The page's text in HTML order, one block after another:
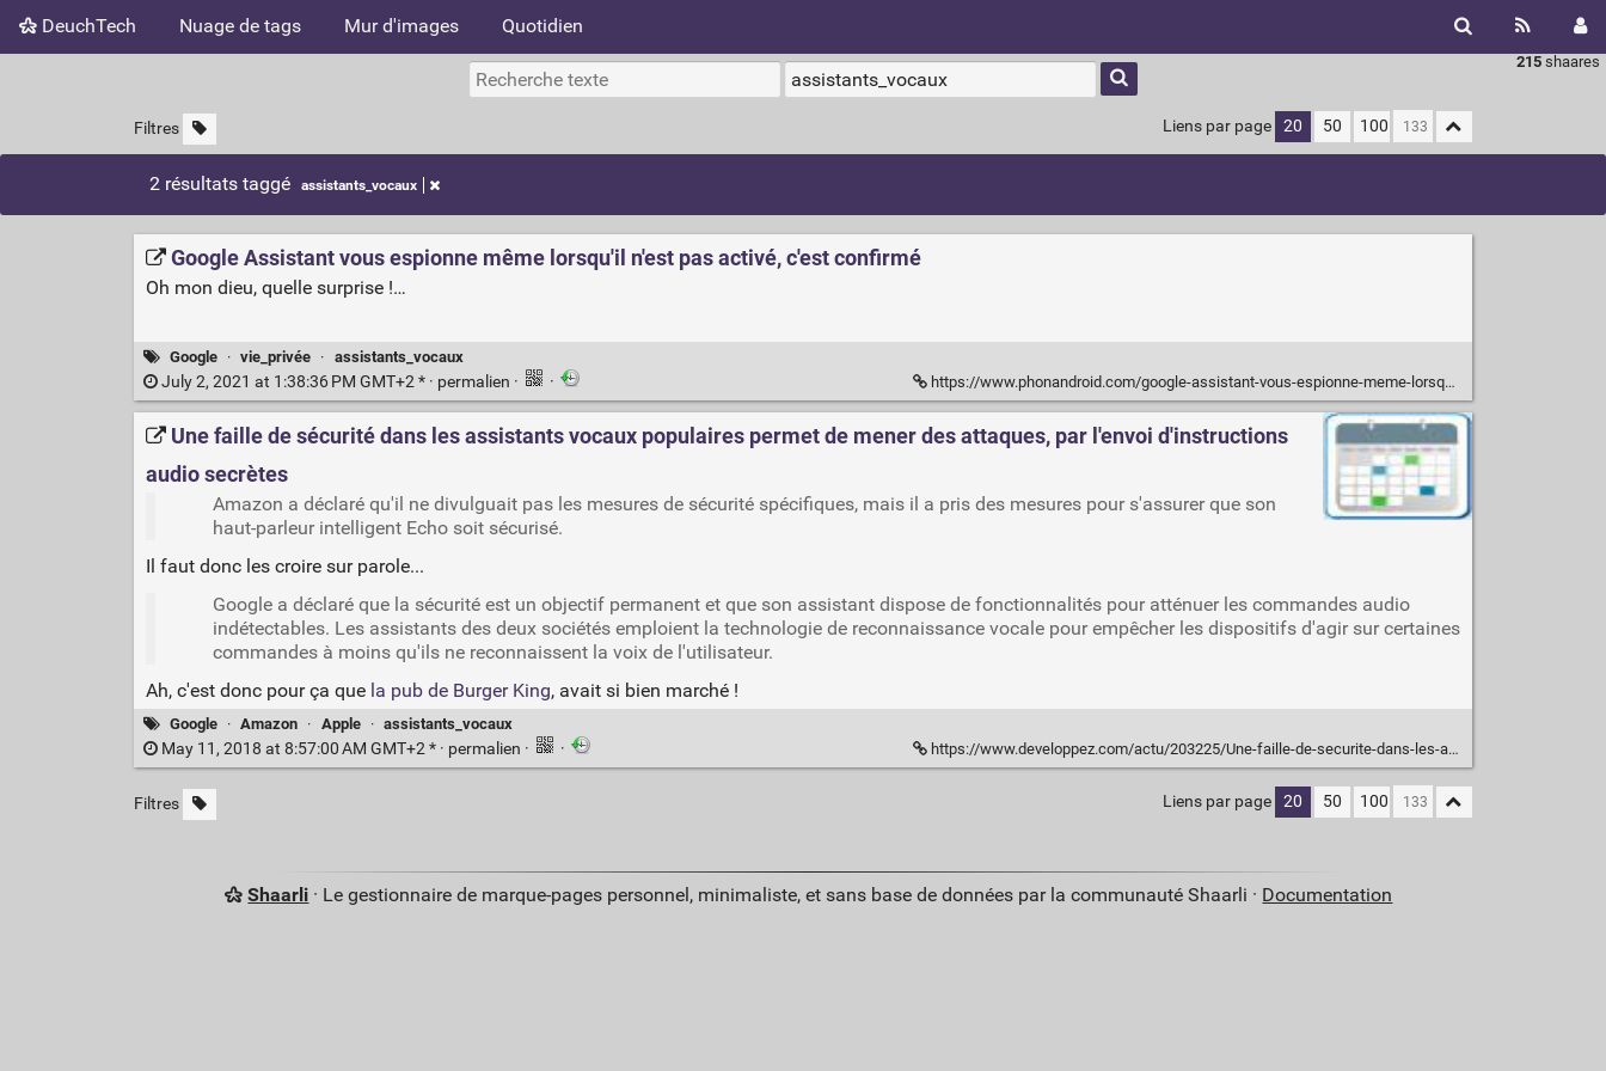
DeuchTech Nuage de tags Mur d'images Quotidien
215 shaares
Filtres Liens par page 20 50 100
2 résultats taggé assistants_vocaux
Google Assistant vous espionne même lorsqu'il n'est pas activé, c'est confirmé
Oh mon dieu, quelle surprise !…
Google · vie_privée · assistants_vocaux
July 2, 2021 at 1:38:36 PM GMT+2 * · permalien · · https://www.phonandroid.com/google-assistant-vous-espionne-meme-lorsquil-nest-pas-active-cest-confirme.html
Une faille de sécurité dans les assistants vocaux populaires permet de mener des attaques, par l'envoi d'instructions
audio secrètes
Amazon a déclaré qu'il ne divulguait pas les mesures de sécurité spécifiques, mais il a pris des mesures pour s'assurer que son
haut-parleur intelligent Echo soit sécurisé.
Il faut donc les croire sur parole...
Google a déclaré que la sécurité est un objectif permanent et que son assistant dispose de fonctionnalités pour atténuer les commandes audio
indétectables. Les assistants des deux sociétés emploient la technologie de reconnaissance vocale pour empêcher les dispositifs d'agir sur certaines
commandes à moins qu'ils ne reconnaissent la voix de l'utilisateur.
Ah, c'est donc pour ça que la pub de Burger King, avait si bien marché !
Google · Amazon · Apple · assistants_vocaux
May 11, 2018 at 8:57:00 AM GMT+2 * · permalien · · https://www.developpez.com/actu/203225/Une-faille-de-securite-dans-les-assistants-vocaux-populaires-permet-de-mener-des-attaques-par-l-envoi-d-instructions-audio-secretes/
Filtres Liens par page 20 50 100
Shaarli · Le gestionnaire de marque-pages personnel, minimaliste, et sans base de données par la communauté Shaarli · Documentation